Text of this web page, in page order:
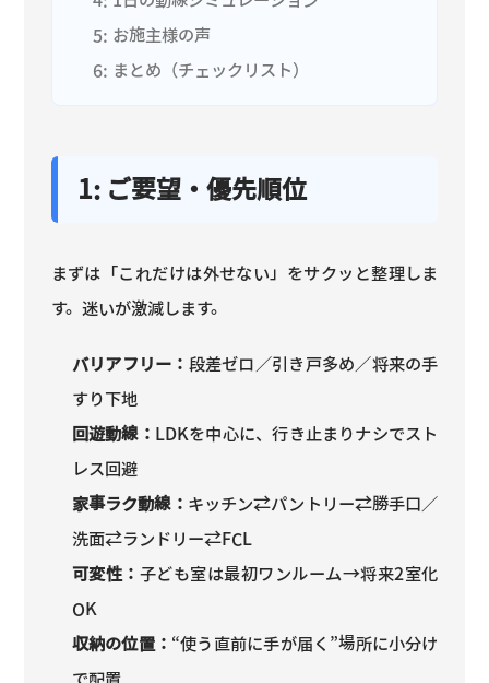
5: お施主様の声
6: まとめ（チェックリスト）
1: ご要望・優先順位
まずは「これだけは外せない」をサクッと整理しま
す。迷いが激減します。
バリアフリー： 段差ゼロ／引き戸多め／将来の手
すり下地
回遊動線：
LDKを中心に、行き止まりナシでスト
レス回避
家事ラク動線： キッチン⇄パントリー⇄勝手口／
洗面⇄ランドリー⇄FCL
可変性： 子ども室は最初ワンルーム→将来2室化
OK
収納の位置： “使う直前に手が届く”場所に小分け
で配置